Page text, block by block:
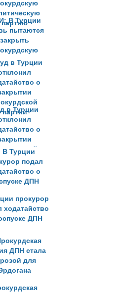
В Турции
пытаются
закрыть
партию
в Турции
о
партии
прокурор
ходатайство
ДПН